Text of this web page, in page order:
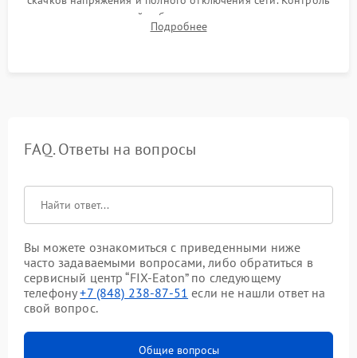
времени автономной работы, температурного режима и
корректности формы выходного сигнала.
Подробнее
FAQ. Ответы на вопросы
Вы можете ознакомиться с приведенными ниже
часто задаваемыми вопросами, либо обратиться в
сервисный центр “FIX-Eaton” по следующему
телефону+7 (848) 238-87-51 если не нашли ответ на
свой вопрос.
Общие вопросы